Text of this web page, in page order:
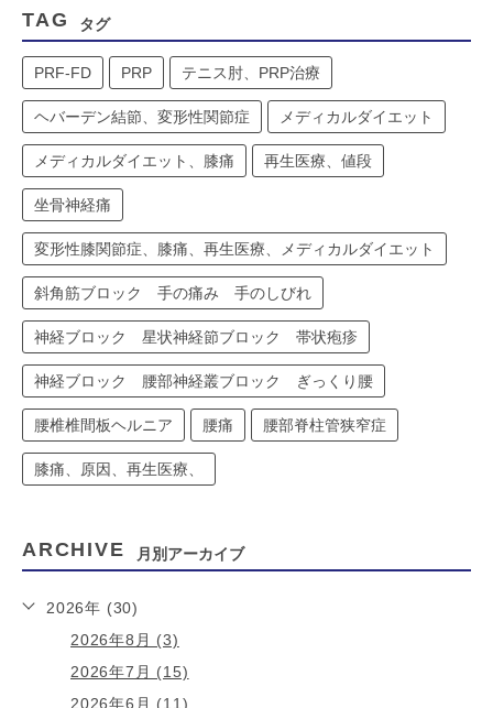
TAG タグ
PRF-FD PRP テニス肘、PRP治療
ヘバーデン結節、変形性関節症 メディカルダイエット
メディカルダイエット、膝痛 再生医療、値段
坐骨神経痛
変形性膝関節症、膝痛、再生医療、メディカルダイエット
斜角筋ブロック 手の痛み 手のしびれ
神経ブロック 星状神経節ブロック 帯状疱疹
神経ブロック 腰部神経叢ブロック ぎっくり腰
腰椎椎間板ヘルニア 腰痛 腰部脊柱管狭窄症
膝痛、原因、再生医療、
ARCHIVE 月別アーカイブ
2026年 (30)
2026年8月 (3)
2026年7月 (15)
2026年6月 (11)